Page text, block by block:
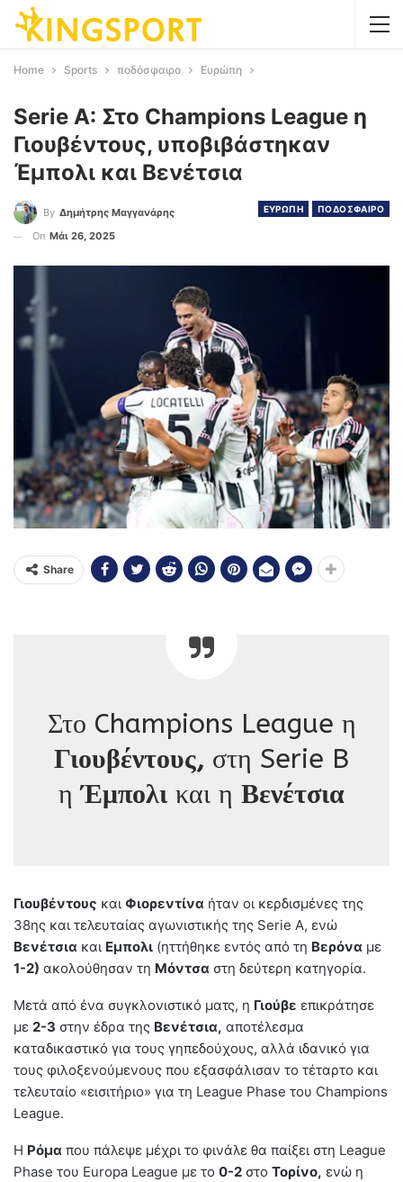
Home Sports ποδόσφαιρο Ευρώπη
Serie A: Στο Champions League η
Γιουβέντους, υποβιβάστηκαν
Έμπολι και Βενέτσια
ΕΥΡΩΠΗ ΠΟΔΟΣΦΑΙΡΟ
By Δημήτρης Μαγγανάρης
On Μάι 26, 2025
Share
Στο Champions League η
Γιουβέντους, στη Serie B
ηΈμπολικαι η Βενέτσια
Γιουβέντους και Φιορεντίνα ήταν οι κερδισμένες της
38ης και τελευταίας αγωνιστικής της Serie A, ενώ
Βενέτσια και Εμπολι (ηττήθηκε εντός από τη Βερόνα με
1-2) ακολούθησαν τη Μόντσα στη δεύτερη κατηγορία.
Μετά από ένα συγκλονιστικό ματς, η Γιούβε επικράτησε
με 2-3 στην έδρα της Βενέτσια, αποτέλεσμα
καταδικαστικό για τους γηπεδούχους, αλλά ιδανικό για
τους φιλοξενούμενους που εξασφάλισαν το τέταρτο και
τελευταίο «εισιτήριο» για τη League Phase του Champions
League.
Η Ρόμα που πάλεψε μέχρι το φινάλε θα παίξει στη League
Phase του Europa League με το 0-2 στο Τορίνο, ενώ η